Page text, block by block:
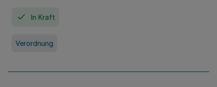
In Kraft
Verordnung